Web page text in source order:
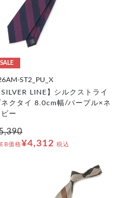
SALE
ST2_PU_X
SILVER LINE】シルクストライ
ネクタイ 8.0cm幅/パープル×ネ
ビー
価格¥4,312 税込